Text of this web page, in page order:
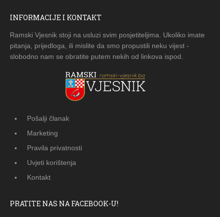
INFORMACIJE I KONTAKT
Ramski Vjesnik stoji na usluzi svim posjetiteljima. Ukoliko imate
pitanja, prijedloga, ili mislite da smo propustili neku vijest -
slobodno nam se obratite putem nekih od linkova ispod.
Pošalji članak
Marketing
Pravila privatnosti
Uvjeti korištenja
Kontakt
PRATITE NAS NA FACEBOOK-U!